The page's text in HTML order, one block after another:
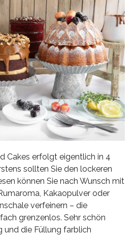
Cakes erfolgt eigentlich in 4
sollten Sie den lockeren
können Sie nach Wunsch mit
Kakaopulver oder
verfeinern – die
grenzenlos. Sehr schön
und die Füllung farblich